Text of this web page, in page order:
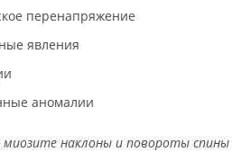
перенапряжение
явления
аномалии
наклоны и повороты